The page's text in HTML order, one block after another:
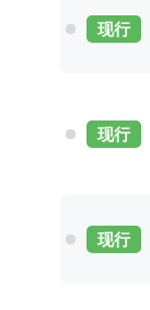
现行
现行
现行